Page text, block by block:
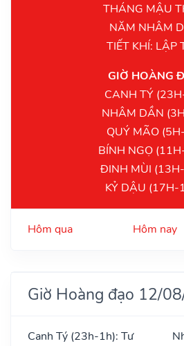
THÁNG MẬU
NĂM NHÂM
TIẾT KHÍ: LẬP
GIỜ HOÀNG
CANH TÝ
NHÂM DẦN
QUÝ MÃO
BÍNH NGỌ
ĐINH MÙI
KỶ DẬU (17H-
Hôm qua Hôm nay
Giờ Hoàng đạo 12/
Canh Tý (23h-1h): Tư